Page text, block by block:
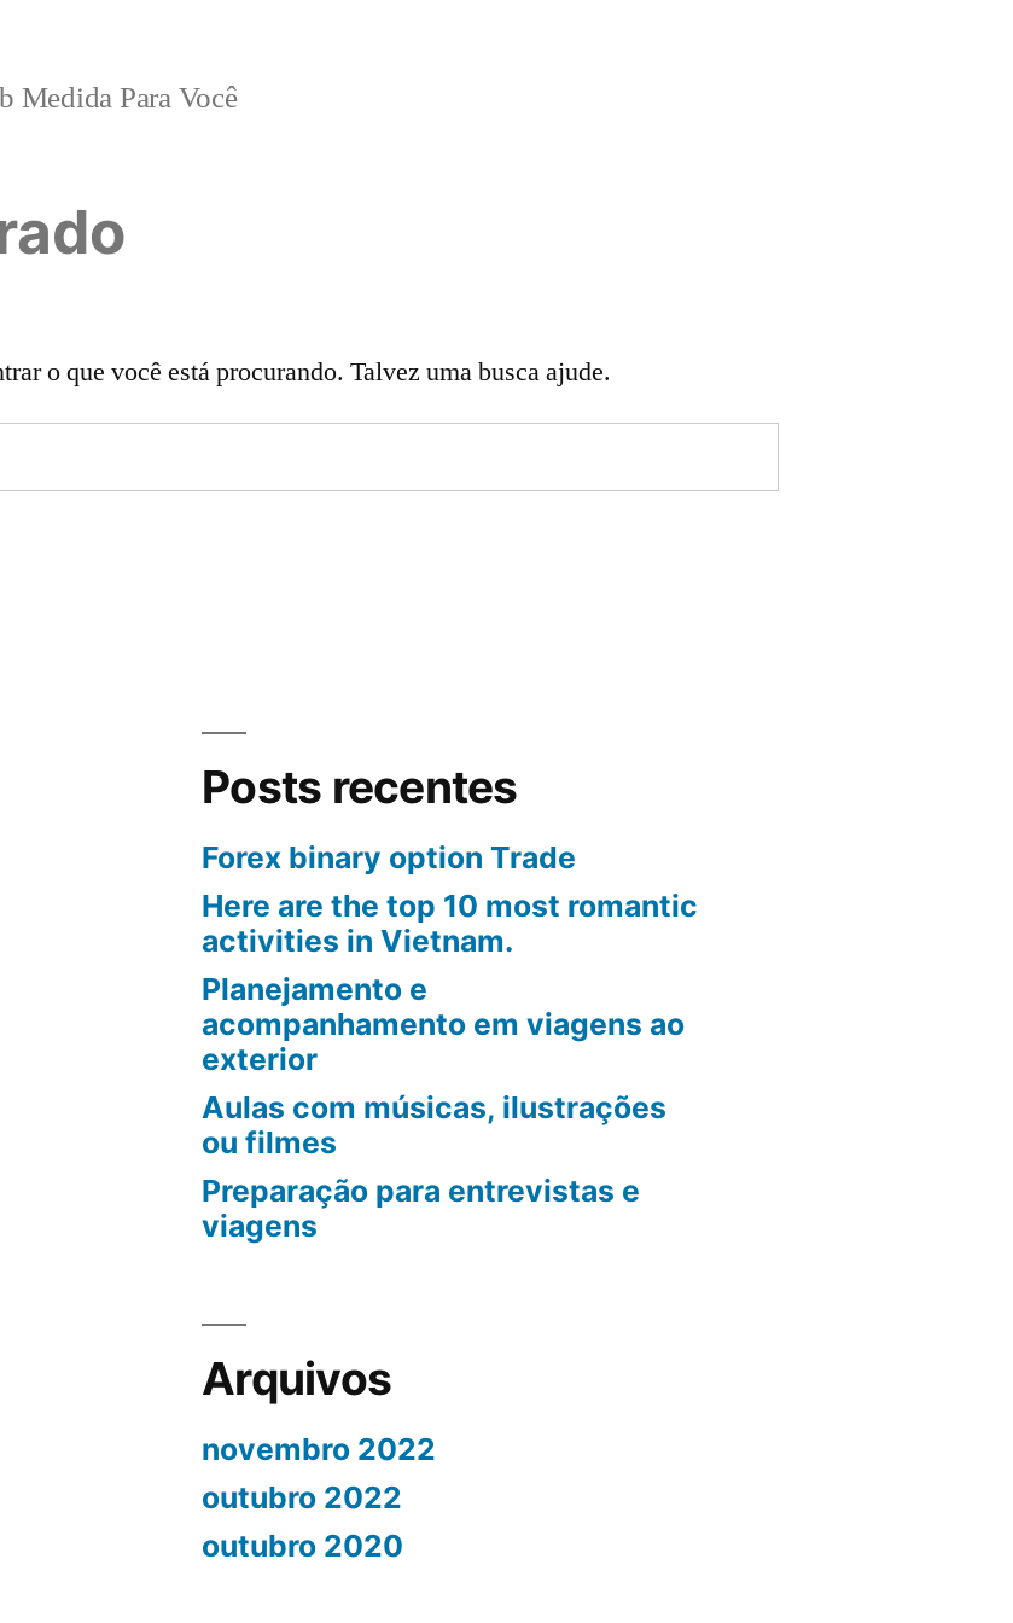
Medida Para Você
o que você está procurando. Talvez uma busca ajude.
Posts recentes
Forex binary option Trade
Here are the top 10 most romantic
activities in Vietnam.
Planejamento e
acompanhamento em viagens ao
exterior
Aulas com músicas, ilustrações
ou filmes
Preparação para entrevistas e
viagens
Arquivos
novembro 2022
outubro 2022
outubro 2020